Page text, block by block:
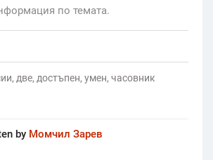
по темата.
, две, достъпен, умен, часовник
by Момчил Зарев